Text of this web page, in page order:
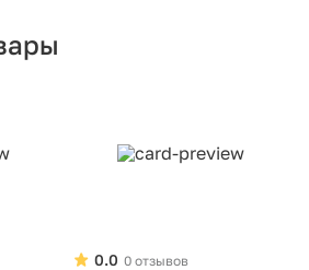
0 отзывов
0.0